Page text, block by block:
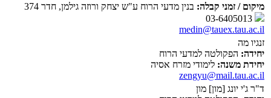
מיקום / זמני קבלה: בנין מדעי הרוח ע"ש יצחק ורוזה גילמן, חדר 374
medin@tauex.tau.ac.il
זנגיו מה
יחידה: הפקולטה למדעי הרוח
יחידת משנה: לימודי מזרח אסיה
zengyu@mail.tau.ac.il
ד"ר ג'י יונג [מון] מון